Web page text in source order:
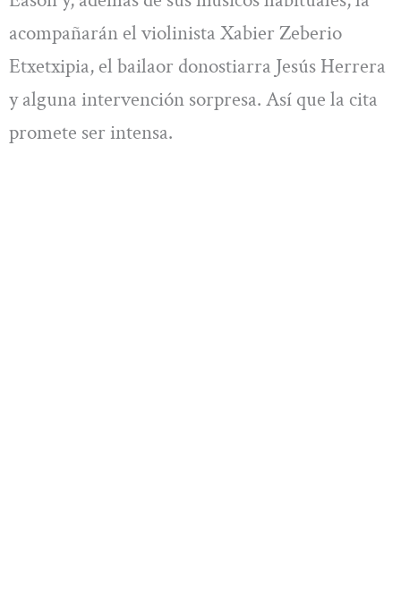
acompañarán el violinista Xabier Zeberio
Etxetxipia, el bailaor donostiarra Jesús Herrera
y alguna intervención sorpresa. Así que la cita
promete ser intensa.